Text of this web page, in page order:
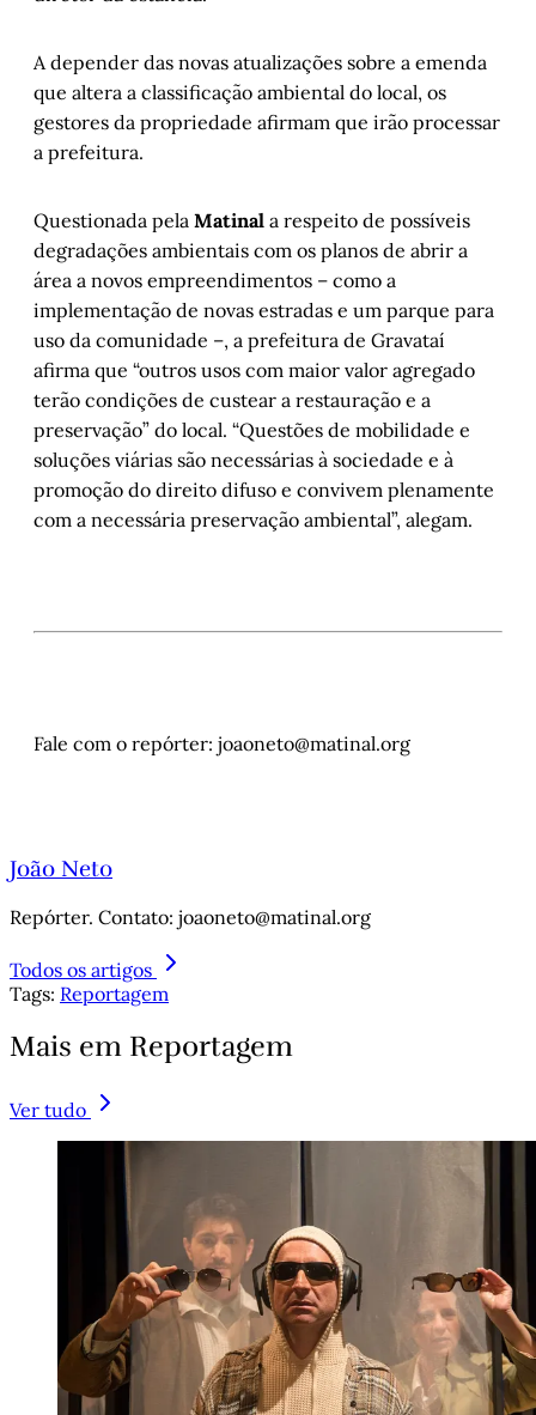
A depender das novas atualizações sobre a emenda
que altera a classificação ambiental do local, os
gestores da propriedade afirmam que irão processar
a prefeitura.
Questionada pela Matinal a respeito de possíveis
degradações ambientais com os planos de abrir a
área a novos empreendimentos – como a
implementação de novas estradas e um parque para
uso da comunidade –, a prefeitura de Gravataí
afirma que “outros usos com maior valor agregado
terão condições de custear a restauração e a
preservação” do local. “Questões de mobilidade e
soluções viárias são necessárias à sociedade e à
promoção do direito difuso e convivem plenamente
com a necessária preservação ambiental”, alegam.
Fale com o repórter: joaoneto@matinal.org
João Neto
Repórter. Contato: joaoneto@matinal.org
Todos os artigos
Tags: Reportagem
Mais em Reportagem
Ver tudo